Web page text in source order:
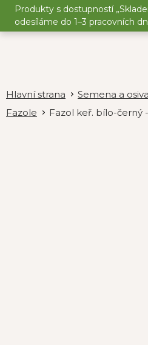
Přejít
obsah
Produkty s dostupností
odesíláme do 1–3 pracovních
Semena a osiva
Fazole
Fazol keř. bílo-černý -